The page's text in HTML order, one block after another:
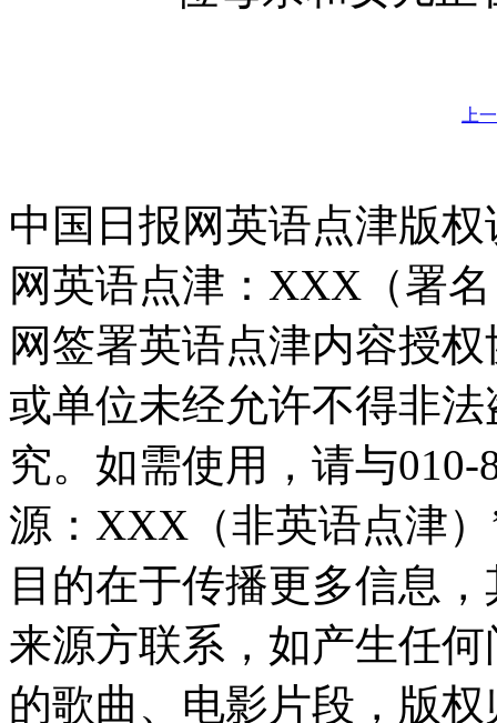
上
中国日报网英语点津版
网英语点津：XXX（署
网签署英语点津内容授
或单位未经允许不得非
究。如需使用，请与010-
源：XXX（非英语点津
目的在于传播更多信息
来源方联系，如产生任
的歌曲、电影片段，版